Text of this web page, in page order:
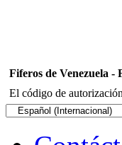
Fiferos de Venezuela -
El código de